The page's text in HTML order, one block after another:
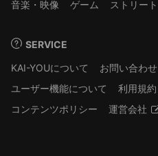
音楽・映像
ゲーム ストリート
SERVICE
KAI-YOUについて
お問い合わせ
ユーザー機能について
利用規約
コンテンツポリシー
運営会社